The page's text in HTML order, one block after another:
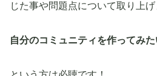
じた事や問題点について取り上げ
自分のコミュニティを作ってみた